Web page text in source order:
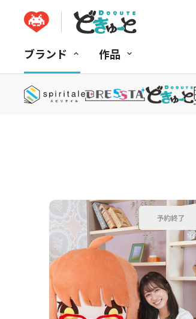
ブランド 作品
並べ替え： 商品コード 商品名 発